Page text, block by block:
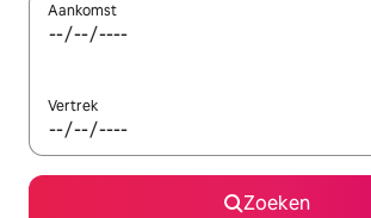
Aankomst
Vertrek
Zoeken